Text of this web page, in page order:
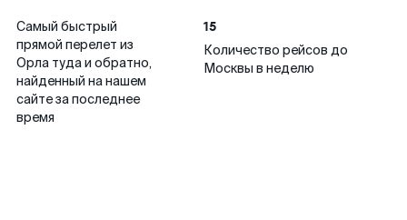
Самый быстрый
прямой перелет из
Орла туда и обратно,
найденный на нашем
сайте за последнее
время
15
Количество рейсов до
Москвы в неделю